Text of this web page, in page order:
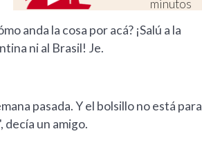
minutos
anda la cosa por acá? ¡Salú a la
ni al Brasil! Je.
pasada. Y el bolsillo no está para
decía un amigo.